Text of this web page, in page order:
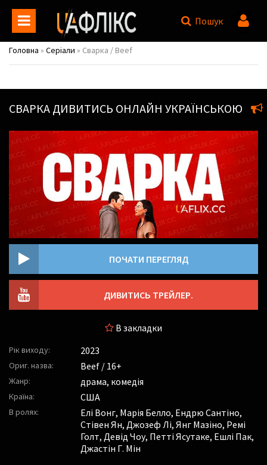
Пошук
Головна » Серіали » Сварка / Beef
СВАРКА ДИВИТИСЬ ОНЛАЙН УКРАЇНСЬКОЮ
ПОЧАТИ ПЕРЕГЛЯД
ДИВИТИСЬ ТРЕЙЛЕР.
В закладки
Рік виходу: 2023
Ориг. назва: Beef / 16+
Жанр: драма, комедія
Країна: США
В ролях: Елі Вонг, Марія Белло, Ендрю Сантіно,
Стівен Ян, Джозеф Лі, Янг Мазіно, Ремі
Голт, Девід Чоу, Петті Ясутаке, Ешлі Пак,
Джастін Г. Мін